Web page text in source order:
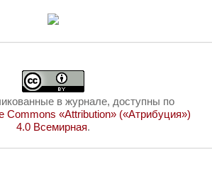
в журнале, доступны по
Commons «Attribution» («Атрибуция»)
4.0 Всемирная.